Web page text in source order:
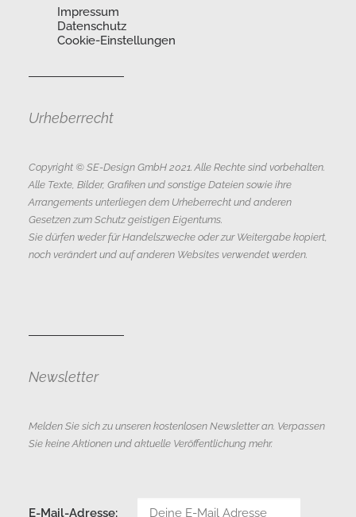
Impressum
Datenschutz
Cookie-Einstellungen
Urheberrecht
Copyright © SE-Design GmbH 2021. Alle Rechte sind vorbehalten.
Alle Texte, Bilder, Grafiken und sonstige Dateien sowie ihre
Arrangements unterliegen dem Urheberrecht und anderen
Gesetzen zum Schutz geistigen Eigentums.
Sie dürfen weder für Handelszwecke oder zur Weitergabe kopiert,
noch verändert und auf anderen Websites verwendet werden.
Newsletter
Melden Sie sich zu unseren kostenlosen Newsletter an. Verpassen
Sie keine Aktionen und aktuelle Veröffentlichung mehr.
E-Mail-Adresse: